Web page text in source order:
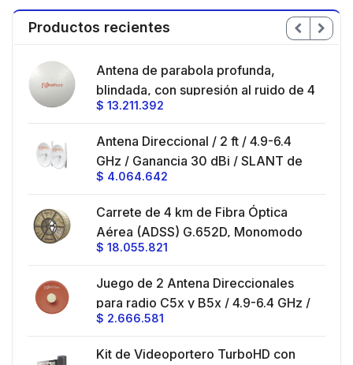
Productos recientes
Antena de parabola profunda,
blindada, con supresión al ruido de 4
ft, 5.9-7.2 GHz, Ganancia 36 dBi con
hasta 80 km, Conectores N-hembra,
montaje con alineación milimétrica.
$ 13.211.392
Antena Direccional / 2 ft / 4.9-6.4
GHz / Ganancia 30 dBi / SLANT de
45 ° y 90 ° / Conector N-Hembra /
Montaje y jumpers incluidos.
$ 4.064.642
Carrete de 4 km de Fibra Óptica
Aérea (ADSS) G.652D, Monomodo
de 24 Hilos, Exterior, Span 200,
$ 18.055.821
Juego de 2 Antena Direccionales
para radio C5x y B5x / 4.9-6.4 GHz /
Ganancia 27 dBi / Montaje incluido.
$ 2.666.581
Kit de Videoportero TurboHD con